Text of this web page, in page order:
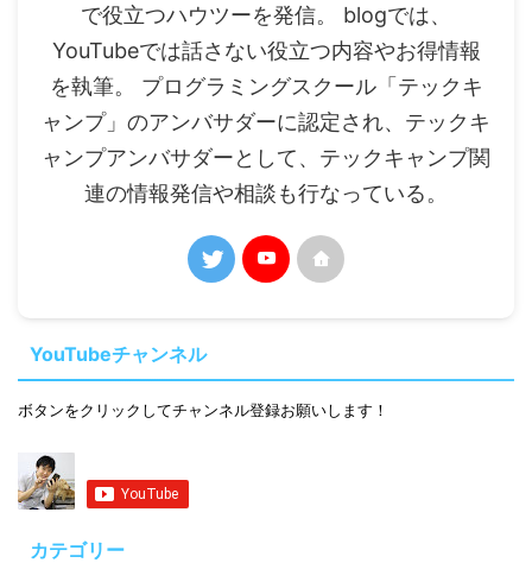
で役立つハウツーを発信。 blogでは、
YouTubeでは話さない役立つ内容やお得情報
を執筆。 プログラミングスクール「テックキ
ャンプ」のアンバサダーに認定され、テックキ
ャンプアンバサダーとして、テックキャンプ関
連の情報発信や相談も行なっている。
YouTubeチャンネル
ボタンをクリックしてチャンネル登録お願いします！
カテゴリー